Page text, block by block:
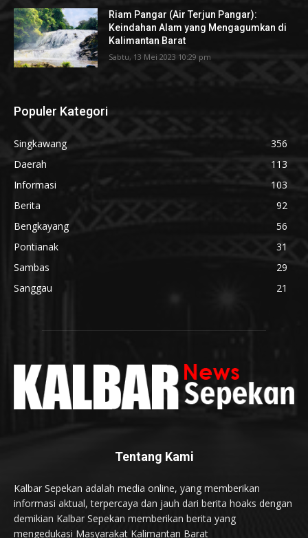
Riam Pangar (Air Terjun Pangar):
Keindahan Alam yang Mengagumkan di
Kalimantan Barat
Sabtu, 13 Mei 2023 10:29 pm
Populer Kategori
Singkawang
356
Daerah
113
Informasi
103
Berita
92
Bengkayang
56
Pontianak
31
Sambas
29
Sanggau
21
Tentang Kami
Kalbar Sepekan adalah media online, yang memberikan
informasi aktual, terpercaya dan jauh dari berita hoaks dengan
demikian Kalbar Sepekan memberikan berita yang
mengedukasi Masyarakat Kalimantan Barat